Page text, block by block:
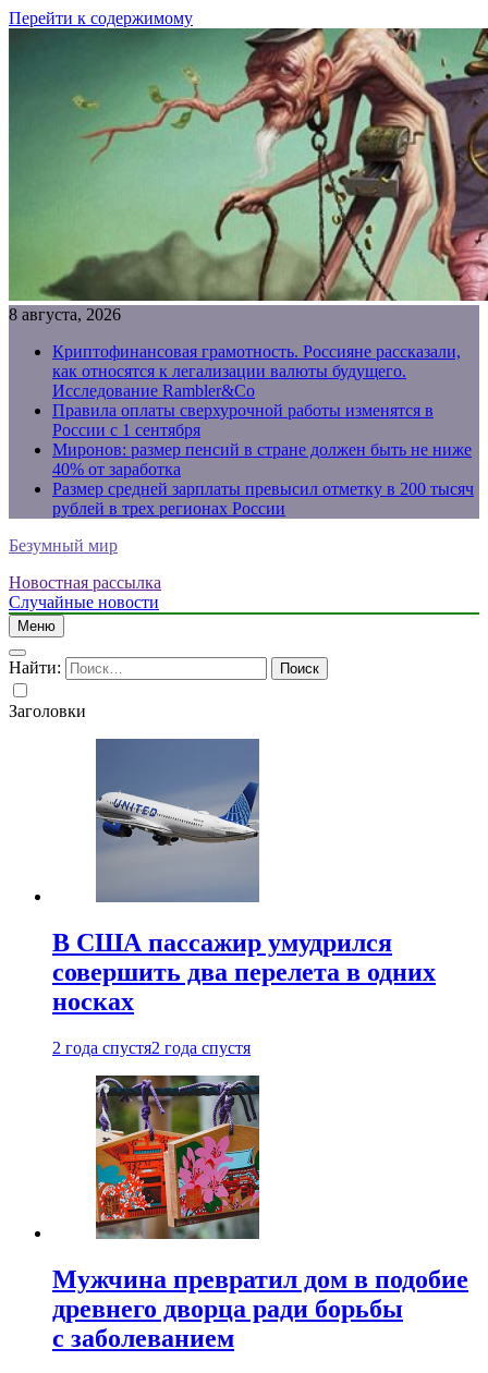
Перейти к содержимому
8 августа, 2026
Криптофинансовая грамотность. Россияне рассказали,
как относятся к легализации валюты будущего.
Исследование Rambler&Co
Правила оплаты сверхурочной работы изменятся в
России с 1 сентября
Миронов: размер пенсий в стране должен быть не ниже
40% от заработка
Размер средней зарплаты превысил отметку в 200 тысяч
рублей в трех регионах России
Безумный мир
Новостная рассылка
Случайные новости
Меню
Найти:
Заголовки
В США пассажир умудрился
совершить два перелета в одних
носках
2 года спустя2 года спустя
Мужчина превратил дом в подобие
древнего дворца ради борьбы
с заболеванием